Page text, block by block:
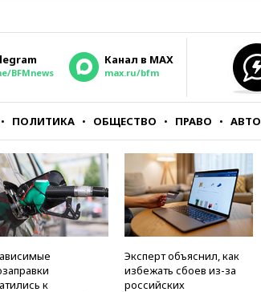
BFMnews
Канал в MAX
max.ru/bfm
ПОЛИТИКА ОБЩЕСТВО ПРАВО АВТО
к
Эксперт объяснил, как
избежать сбоев из-за
российских